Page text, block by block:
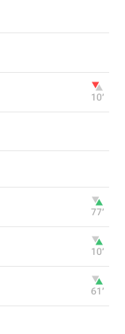
10‎’‎
77‎’‎
10‎’‎
61‎’‎